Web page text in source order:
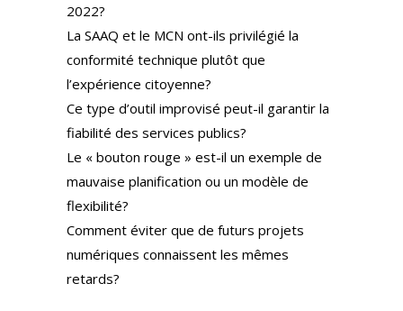
2022?
La SAAQ et le MCN ont-ils privilégié la
conformité technique plutôt que
l’expérience citoyenne?
Ce type d’outil improvisé peut-il garantir la
fiabilité des services publics?
Le « bouton rouge » est-il un exemple de
mauvaise planification ou un modèle de
flexibilité?
Comment éviter que de futurs projets
numériques connaissent les mêmes
retards?